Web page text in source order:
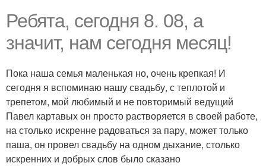
Ребята, сегодня 8. 08, а
значит, нам сегодня месяц!
Пока наша семья маленькая но, очень крепкая! И
сегодня я вспоминаю нашу свадьбу, с теплотой и
трепетом, мой любимый и не повторимый ведущий
Павел картавых он просто растворяется в своей работе,
на столько искренне радоваться за пару, может только
паша, он провел свадьбу на одном дыхание, столько
искренних и добрых слов было сказано